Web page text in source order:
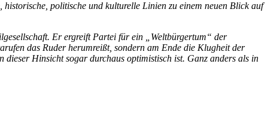
politische und kulturelle Linien zu einem neuen Blick auf
Er ergreift Partei für ein „Weltbürgertum“ der
das Ruder herumreißt, sondern am Ende die Klugheit der
dieser Hinsicht sogar durchaus optimistisch ist. Ganz anders als in